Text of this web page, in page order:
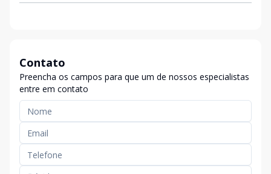
Contato
Preencha os campos para que um de nossos especialistas
entre em contato